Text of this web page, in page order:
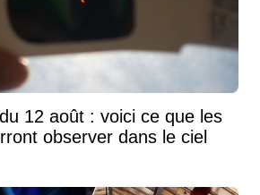
12 août : voici ce que les
observer dans le ciel